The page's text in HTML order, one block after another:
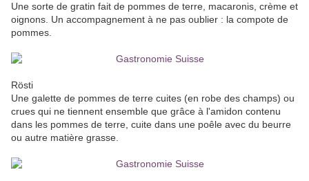
Une sorte de gratin fait de pommes de terre, macaronis, crème et
oignons. Un accompagnement à ne pas oublier : la compote de
pommes.
Rösti
Une galette de pommes de terre cuites (en robe des champs) ou
crues qui ne tiennent ensemble que grâce à l'amidon contenu
dans les pommes de terre, cuite dans une poêle avec du beurre
ou autre matière grasse.